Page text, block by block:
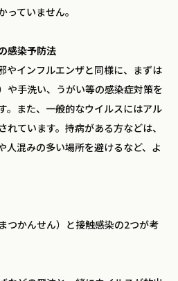
ていません。
感染予防法
やインフルエンザと同様に、まずは
や手洗い、うがい等の感染症対策を
。また、一般的なウイルスにはアル
ています。持病がある方などは、
人混みの多い場所を避けるなど、よ
つかんせん）と接触感染の2つが考